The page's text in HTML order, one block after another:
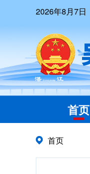
2026年8月7日
首页
首页